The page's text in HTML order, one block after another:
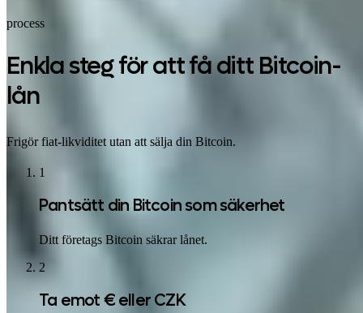
process
Enkla steg för att få ditt Bitcoin-
lån
Frigör fiat-likviditet utan att sälja din Bitcoin.
1
Pantsätt din Bitcoin som säkerhet
Ditt företags Bitcoin säkrar lånet.
2
Ta emot € eller CZK